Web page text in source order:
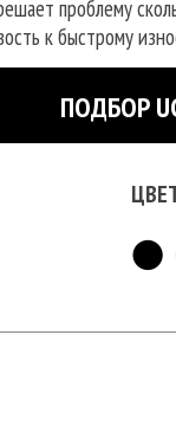
проблему
к быстрому
ПОДБОР